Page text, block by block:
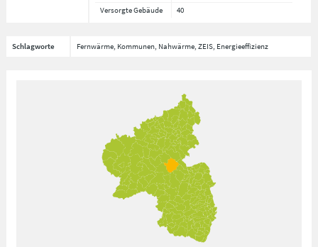
Versorgte Gebäude
40
Schlagworte Fernwärme, Kommunen, Nahwärme, ZEIS, Energieeffizienz